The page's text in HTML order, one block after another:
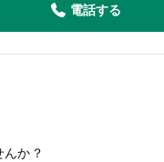
電話する
か？